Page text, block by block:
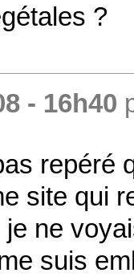
?
- 16h40
repéré
site qui
ne
suis